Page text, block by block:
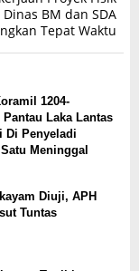
BM dan SDA
Tepat Waktu
1204-
Pantau Laka Lantas
Di Penyeladi
Meninggal
Diuji, APH
Tuntas